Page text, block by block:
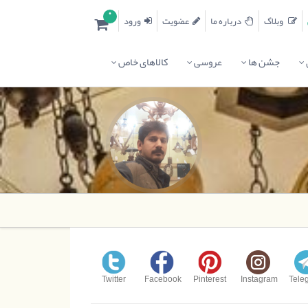
0 ورود عضویت درباره ما
جشن ها عروسی کالاهای خاص
Twitter Facebook Pinterest Instagram